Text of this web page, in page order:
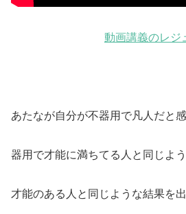
動画講義のレジ
あたなが自分が不器用で凡人だと
器用で才能に満ちてる人と同じよ
才能のある人と同じような結果を